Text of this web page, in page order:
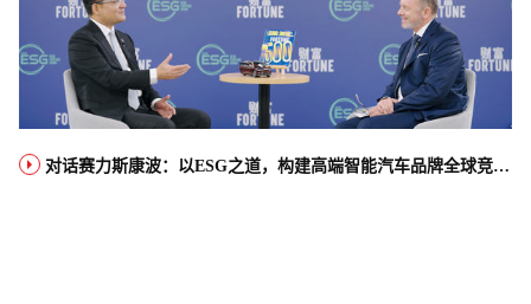
对话赛力斯康波：以ESG之道，构建高端智能汽车品牌全球竞争力